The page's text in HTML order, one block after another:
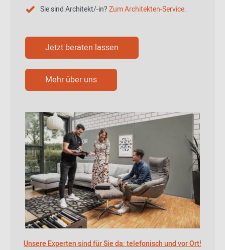
Sie sind Architekt/-in?Zum Architekten-Service.
Jetzt beraten lassen
Mehr über uns
Unsere Experten sind für Sie da: telefonisch und vor Ort!